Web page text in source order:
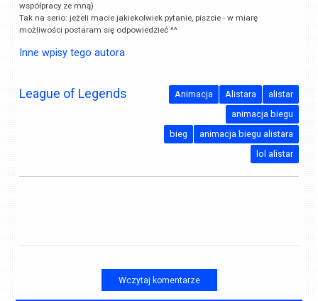
współpracy ze mną)
Tak na serio: jeżeli macie jakiekolwiek pytanie, piszcie - w miarę
możliwości postaram się odpowiedzieć ^^
Inne wpisy tego autora
League of Legends alistar
Alistara
Animacja
animacja biegu
animacja biegu alistara
bieg
lol alistar
Wczytaj komentarze